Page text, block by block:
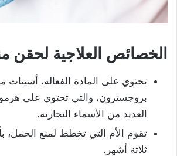
الخصائص العلاجية لحقن
تحتوي على المادة الفعالة، أسيتات
بروجسترون، والتي تحتوي على
العديد من الأسماء التجارية.
تقوم الأم التي تخطط لمنع الحمل،
ثلاثة أشهر.